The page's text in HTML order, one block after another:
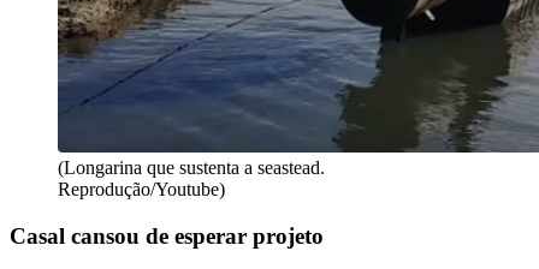
(Longarina que sustenta a seastead.
Reprodução/Youtube)
Casal cansou de esperar projeto